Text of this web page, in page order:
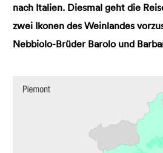
nach Italien. Diesmal geht die
zwei Ikonen des Weinlandes
Nebbiolo-Brüder Barolo und